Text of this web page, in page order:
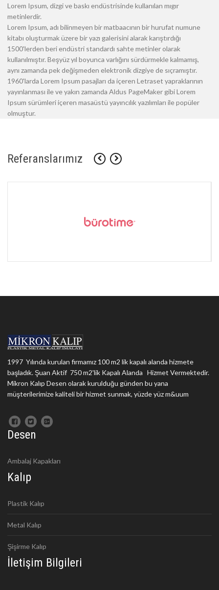
Lorem Ipsum, dizgi ve baskı endüstrisinde kullanılan mıgır
metinlerdir.
Lorem Ipsum, adı bilinmeyen bir matbaacının bir hurufat numune
kitabı oluşturmak üzere bir yazı galerisini alarak karıştırdığı
1500'lerden beri endüstri standardı sahte metinler olarak
kullanılmıştır. Beşyüz yıl boyunca varlığını sürdürmekle kalmamış,
aynı zamanda pek değişmeden elektronik dizgiye de sıçramıştır.
1960'larda Lorem Ipsum pasajları da içeren Letraset yapraklarının
yayınlanması ile ve yakın zamanda Aldus PageMaker gibi Lorem
Ipsum sürümleri içeren masaüstü yayıncılık yazılımları ile popüler
olmuştur.
Referanslarımız
1997 Yılında kurulan firmamız 100 m2 lik kapalı alanda hizmete
başladık. Şuan Aktif 750 m2'lik Kapalı Alanda Hizmet Vermektedir.
Mikron Kalıp Desen olarak kurulduğu günden bu yana
müşterilerimize kaliteli bir hizmet sunmak, yüzde yüz m&uum
Desen
Ambalaj Kapakları
Kalıp
Plastik Kalıp
Metal Kalıp
Şişirme Kalıp
İletişim Bilgileri